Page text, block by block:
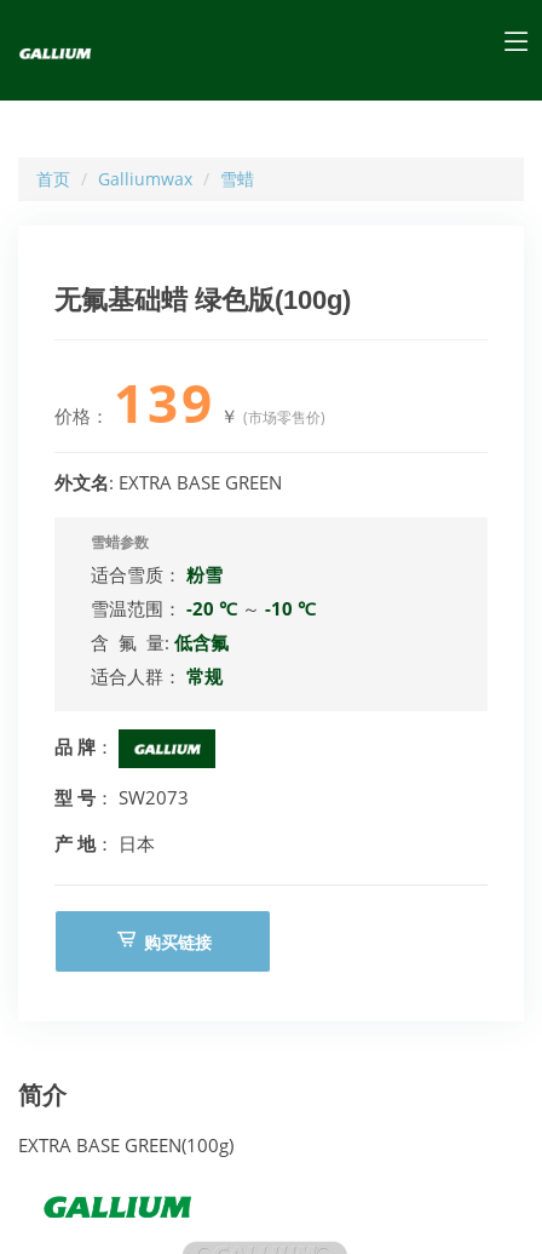
首页 Galliumwax 雪蜡
无氟基础蜡 绿色版(100g)
价格： 139 ￥ (市场零售价)
外文名: EXTRA BASE GREEN
雪蜡参数
适合雪质： 粉雪
雪温范围： -20 ℃～ -10 ℃
含 氟 量: 低含氟
适合人群： 常规
品 牌 ：
型 号 ： SW2073
产 地： 日本
购买链接
简介
EXTRA BASE GREEN(100g)